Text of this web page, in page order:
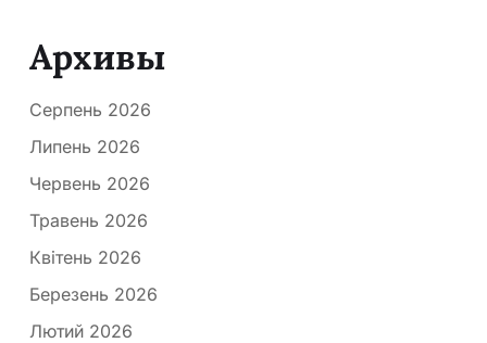
Архивы
Серпень 2026
Липень 2026
Червень 2026
Травень 2026
Квітень 2026
Березень 2026
Лютий 2026